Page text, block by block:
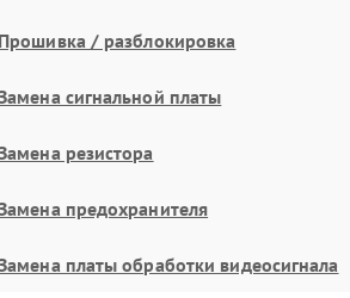
Прошивка / разблокировка
сигнальной платы
резистора
предохранителя
платы обработки видеосигнала